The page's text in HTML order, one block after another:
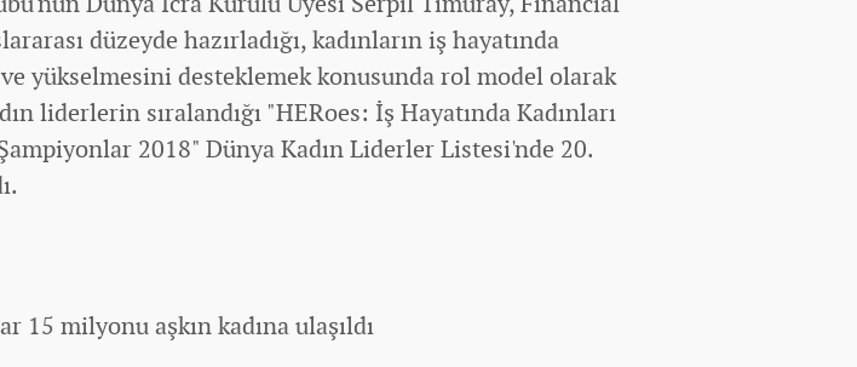
düzeyde hazırladığı, kadınların iş hayatında
yükselmesini desteklemek konusunda rol model olarak
liderlerin sıralandığı "HERoes: İş Hayatında Kadınları
2018" Dünya Kadın Liderler Listesi'nde 20.
15 milyonu aşkın kadına ulaşıldı